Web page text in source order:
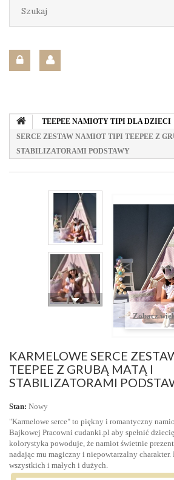
TEEPEE NAMIOTY TIPI DLA DZIECI
SERCE ZESTAW NAMIOT TIPI TEEPEE Z
STABILIZATORAMI PODSTAWY
Zobacz
KARMELOWE SERCE
TEEPEE Z GRUBĄ MATĄ I
STABILIZATORAMI
Stan: Nowy
"Karmelowe serce" to piękny i romantyczny
Bajkowej Pracowni cudanki.pl aby spełnić
kolorystyka powoduje, że namiot świetnie
nadając mu magiczny i niepowtarzalny charakter.
wszystkich i małych i dużych.